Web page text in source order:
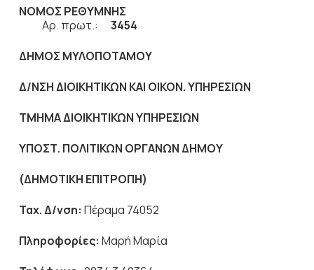
ΝΟΜΟΣ ΡΕΘΥΜΝΗΣ
Αρ. πρωτ.:
3454
ΔΗΜΟΣ ΜΥΛΟΠΟΤΑΜΟΥ
Δ/ΝΣΗ ΔΙΟΙΚΗΤΙΚΩΝ ΚΑΙ ΟΙΚΟΝ. ΥΠΗΡΕΣΙΩΝ
ΤΜΗΜΑ ΔΙΟΙΚΗΤΙΚΩΝ ΥΠΗΡΕΣΙΩΝ
ΥΠΟΣΤ. ΠΟΛΙΤΙΚΩΝ ΟΡΓΑΝΩΝ ΔΗΜΟΥ
(ΔΗΜΟΤΙΚΗ ΕΠΙΤΡΟΠΗ)
Ταχ. Δ/νση: Πέραμα 74052
Πληροφορίες: Μαρή Μαρία